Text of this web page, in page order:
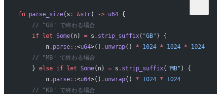
fn parse_size(s : &str) -> u64 {
    // "GB" で終わる場合
    if
let Some(n) = s . strip_suffix( "GB" ) {
        n
. parse::<u64>() . unwrap() * 1024 * 1024 * 1024
    // "MB" で終わる場合
    }
else if let Some(n) = s . strip_suffix( "MB" ) {
        n
. parse::<u64>() . unwrap() * 1024 * 1024
    // "KB" で終わる場合